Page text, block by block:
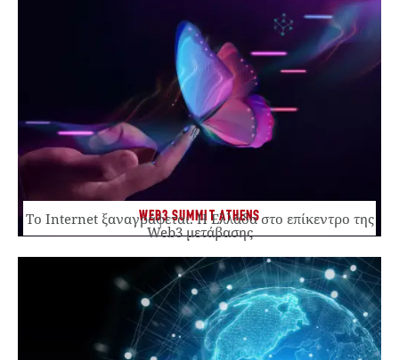
WEB3 SUMMIT ATHENS
Το Internet ξαναγράφεται. Η Ελλάδα στο επίκεντρο της
Web3 μετάβασης